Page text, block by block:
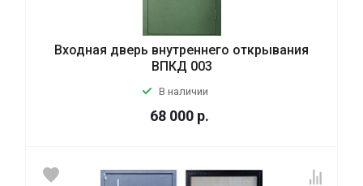
Входная дверь внутреннего открывания
ВПКД 003
В наличии
68 000 р.